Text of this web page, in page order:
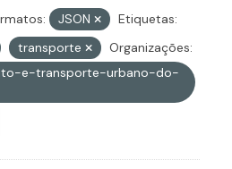
JSON
Etiquetas:
transporte
Organizações:
e-transporte-urbano-do-